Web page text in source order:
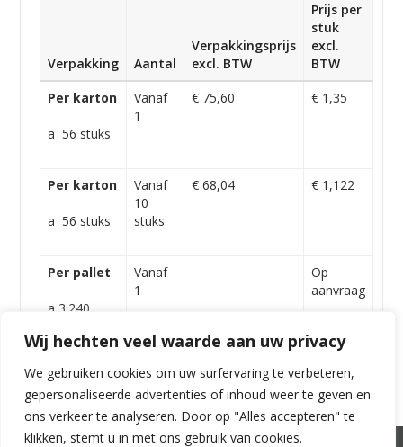
Wij hechten veel waarde aan uw privacy
We gebruiken cookies om uw surfervaring te verbeteren,
gepersonaliseerde advertenties of inhoud weer te geven en
ons verkeer te analyseren. Door op "Alles accepteren" te
klikken, stemt u in met ons gebruik van cookies.
Verpakking Aantal
Verpakkingsprijs
excl. BTW
Prijs per
stuk
excl.
BTW
Per karton
a 56 stuks
Vanaf
1
€ 75,60 € 1,35
Per karton
a 56 stuks
Vanaf
10
stuks
€ 68,04 € 1,122
Per pallet
a 3.240
Vanaf
1
Op
aanvraag